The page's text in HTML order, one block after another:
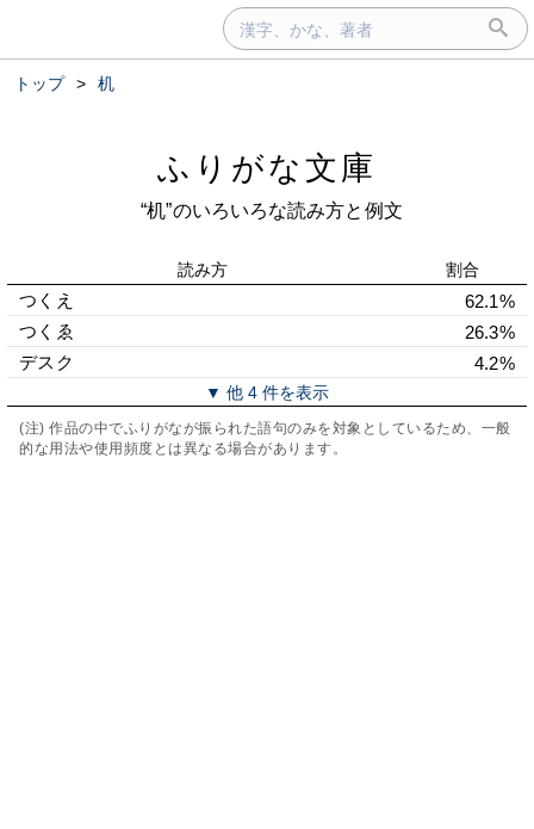
トップ > 机
ふりがな文庫
“机”のいろいろな読み方と例文
読み方 割合
つくえ
62.1%
つくゑ
26.3%
デスク
4.2%
▼ 他 4 件を表示
(注) 作品の中でふりがなが振られた語句のみを対象としているため、一般
的な用法や使用頻度とは異なる場合があります。